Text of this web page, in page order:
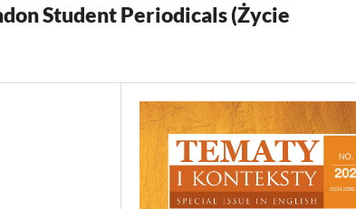
Student Periodicals (Życie